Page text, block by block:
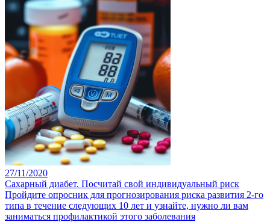
27/11/2020
Сахарный диабет. Посчитай свой индивидуальный риск
Пройдите опросник для прогнозирования риска развития 2-го
типа в течение следующих 10 лет и узнайте, нужно ли вам
заниматься профилактикой этого заболевания